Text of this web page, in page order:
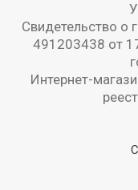
Свидетельство о
491203438 от
Интернет-